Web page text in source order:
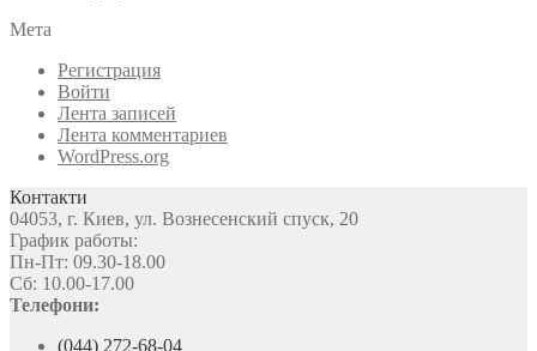
Мета
Регистрация
Войти
Лента записей
Лента комментариев
WordPress.org
Контакти
04053, г. Киев, ул. Вознесенский спуск, 20
График работы:
Пн-Пт: 09.30-18.00
Сб: 10.00-17.00
Телефони:
(044) 272-68-04